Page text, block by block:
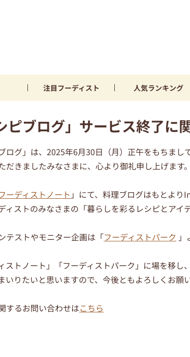
注目フーディスト 人気ランキング
ピブログ」サービス終了に
ログ」は、2025年6月30日（月）正午をもちま
だきましたみなさまに、心より御礼申し上げます。
ーディストノート 」にて、料理ブログはもとよ
ィストのみなさまの「暮らしを彩るレシピとアイ
テストやモニター企画は「フーディストパーク 」
ストノート」「フーディストパーク」に場を移
いりたいと思いますので、今後ともよろしくお願
するお問い合わせはこちら